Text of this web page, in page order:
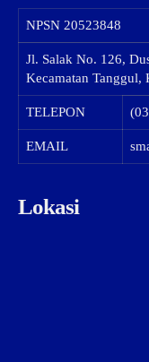
NPSN 20523848
Jl. Salak No. 126,
Kecamatan Tanggul,
TELEPON
EMAIL
Lokasi